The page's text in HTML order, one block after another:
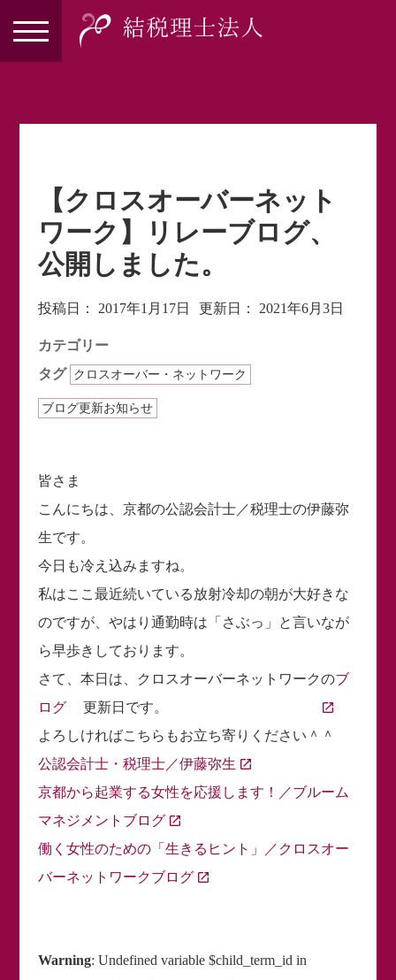
【クロスオーバーネット
ワーク】リレーブログ、
公開しました。
投稿日： 2017年1月17日 更新日： 2021年6月3日
カテゴリー
タグ
クロスオーバー・ネットワーク
ブログ更新お知らせ
皆さま
こんにちは、京都の公認会計士／税理士の伊藤弥
生です。
今日も冷え込みますね。
私はここ最近続いている放射冷却の朝が大好きな
のですが、やはり通勤時は「さぶっ」と言いなが
ら早歩きしております。
さて、本日は、クロスオーバーネットワークのブ
ログ
更新日です。
よろしければこちらもお立ち寄りください＾＾
公認会計士・税理士／伊藤弥生
京都から起業する女性を応援します！／ブルーム
マネジメントブログ
働く女性のための「生きるヒント」／クロスオー
バーネットワークブログ
Warning: Undefined variable $child_term_id in